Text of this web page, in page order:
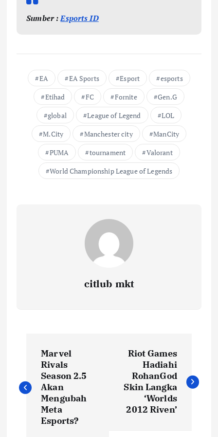
Sumber :Esports ID
EA EA Sports Esport
esports
Etihad
FC Fornite
Gen.G
global
League of Legend
LOL
M.City
Manchester city
ManCity
PUMA
tournament
Valorant
World Championship League of Legends
citlub mkt
s
Marvel
Rivals
Season 2.5
Akan
Mengubah
Meta
Esports?
Riot Games
Hadiahi
RohanGod
Skin Langka
‘Worlds
2012 Riven’